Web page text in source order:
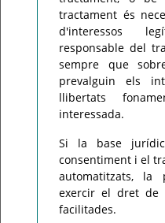
tractament és
d'interessos
responsable del
sempre que
prevalguin els
llibertats
interessada.
Si la base
consentiment i el
automatitzats, la
exercir el dret de
facilitades.